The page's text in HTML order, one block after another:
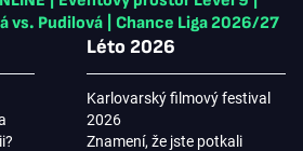
vs. Pudilová
Chance Liga 2026/27
Léto 2026
Karlovarský filmový festival
2026
Znamení, že jste potkali